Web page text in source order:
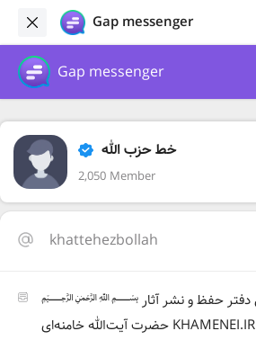
Gap messenger
Gap messenger
خط حزب الله
2,050 Member
khattehezbollah
﷽ پايگاه اطلاع رسانی دفتر حفظ و نشر آثار
حضرت آیت‌الله خامنه‌ای KHAMENEI.IR